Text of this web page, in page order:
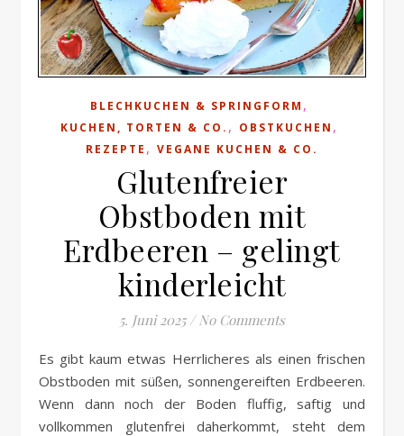
BLECHKUCHEN & SPRINGFORM ,
KUCHEN, TORTEN & CO. , OBSTKUCHEN ,
REZEPTE , VEGANE KUCHEN & CO.
Glutenfreier
Obstboden mit
Erdbeeren – gelingt
kinderleicht
5. Juni 2025 / No Comments
Es gibt kaum etwas Herrlicheres als einen frischen
Obstboden mit süßen, sonnengereiften Erdbeeren.
Wenn dann noch der Boden fluffig, saftig und
vollkommen glutenfrei daherkommt, steht dem